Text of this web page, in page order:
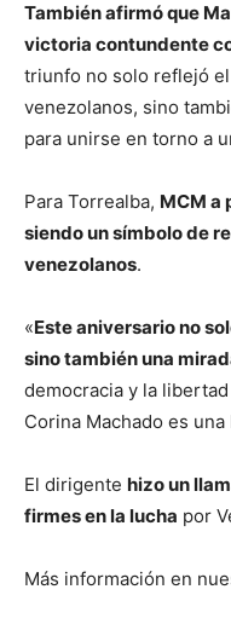
También afirmó que
victoria contundente
triunfo no solo reflejó
venezolanos, sino
para unirse en torno a
Para Torrealba, MCM a
siendo un símbolo de
venezolanos.
«Este aniversario no
sino también una
democracia y la
Corina Machado es
El dirigente hizo un
firmes en la lucha por
Más información en